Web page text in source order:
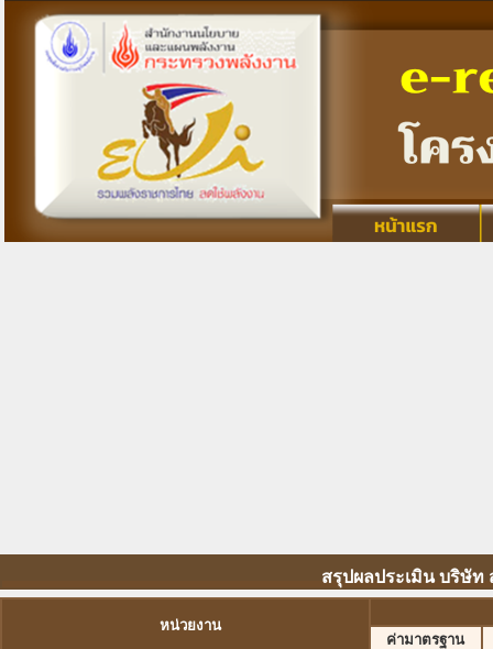
สรุปผลประเมิน บริษัท
หน่วยงาน
ค่ามาตรฐาน